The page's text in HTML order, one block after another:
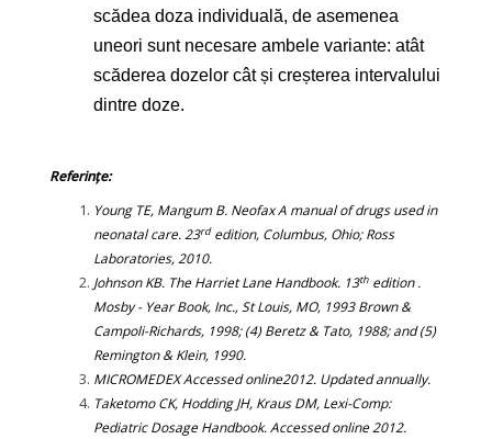
scădea doza individuală, de asemenea
uneori sunt necesare ambele variante: atât
scăderea dozelor cât și creșterea intervalului
dintre doze.
Referințe:
Young TE, Mangum B. Neofax A manual of drugs used in
neonatal care. 23rdedition, Columbus, Ohio; Ross
Laboratories, 2010.
Johnson KB. The Harriet Lane Handbook. 13th edition .
Mosby - Year Book, Inc., St Louis, MO, 1993 Brown &
Campoli-Richards, 1998; (4) Beretz & Tato, 1988; and (5)
Remington & Klein, 1990.
MICROMEDEX Accessed online2012. Updated annually.
Taketomo CK, Hodding JH, Kraus DM, Lexi-Comp:
Pediatric Dosage Handbook. Accessed online 2012.